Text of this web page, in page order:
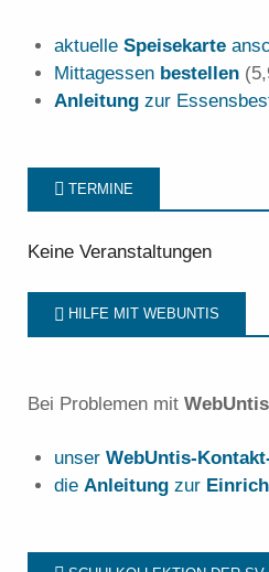
aktuelle Speisekarte
Mittagessen bestellen
Anleitung zur
TERMINE
Keine Veranstaltungen
HILFE MIT WEBUNTIS
Bei Problemen mit WebUntis
unser WebUntis-
die Anleitung zur